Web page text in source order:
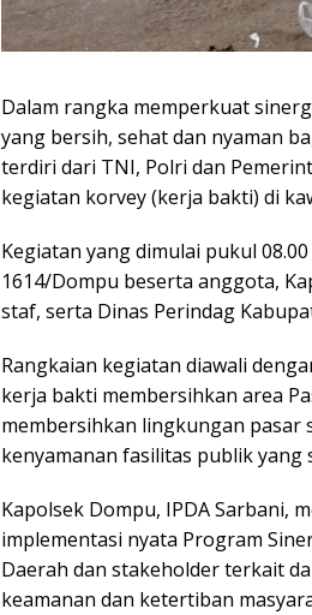
Dalam rangka memperkuat
yang bersih, sehat dan nyaman
terdiri dari TNI, Polri dan
kegiatan korvey (kerja bakti) di
Kegiatan yang dimulai pukul
1614/Dompu beserta anggota,
staf, serta Dinas Perindag
Rangkaian kegiatan diawali
kerja bakti membersihkan area
membersihkan lingkungan pasar
kenyamanan fasilitas publik
Kapolsek Dompu, IPDA Sarbani,
implementasi nyata Program
Daerah dan stakeholder terkait
keamanan dan ketertiban